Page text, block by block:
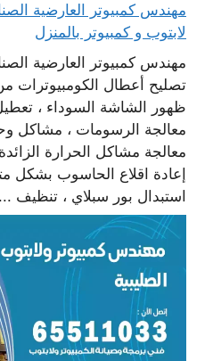
لابتوب و كمبيوتر بالمنزل
مهندس كمبيوتر العارضية
تصليح أعطال الكومبيوترات
ظهور الشاشة السوداء ،
معالجة الرسومات ، مشاكل
معالجة مشاكل الحرارة
إعادة اقلاع الحاسوب بشكل
استبدال بور سبلاي ، تنظيف ...